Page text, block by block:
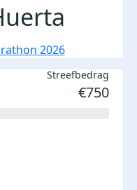
2026
Streefbedrag
€750